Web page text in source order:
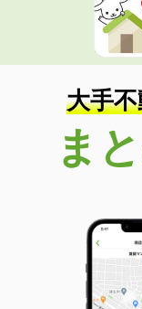
大手
ま